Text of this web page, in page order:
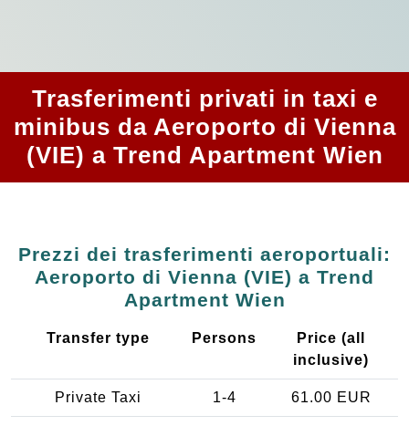
Trasferimenti privati in taxi e
minibus da Aeroporto di Vienna
(VIE) a Trend Apartment Wien
Prezzi dei trasferimenti aeroportuali:
Aeroporto di Vienna (VIE) a Trend
Apartment Wien
Transfer type Persons
Price (all
inclusive)
Private Taxi 1-4 61.00 EUR